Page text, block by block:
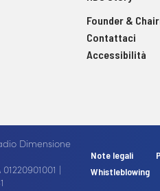
Founder &
Contattaci
Accessibilità
Dimensione
|
Note legali
Whistleblowing